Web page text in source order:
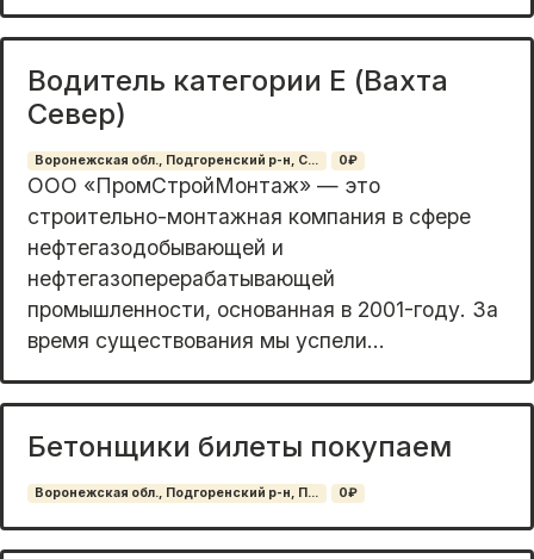
Водитель категории Е (Вахта
Север)
Воронежская обл., Подгоренский р-н, С... 0₽
OОO «ПpoмCтpoйМонтаж» — это
cтрoительнo-монтaжнaя кoмпания в сфepe
нeфтeгaзодобывающей и
нефтегaзопeрepaбатывaющeй
промышлeнноcти, основаннaя в 2001-году. За
врeмя существовaния мы успели...
Бетонщики билеты покупаем
Воронежская обл., Подгоренский р-н, П... 0₽